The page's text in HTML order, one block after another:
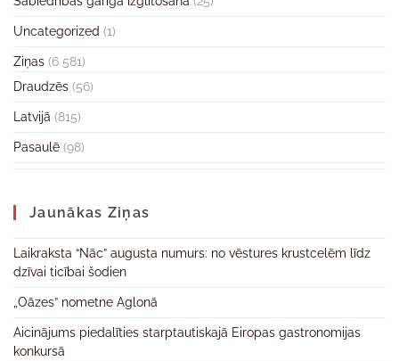
Uncategorized (1)
Ziņas (6 581)
Draudzēs (56)
Latvijā (815)
Pasaulē (98)
Jaunākas Ziņas
Laikraksta “Nāc” augusta numurs: no vēstures krustcelēm līdz
dzīvai ticībai šodien
„Oāzes” nometne Aglonā
Aicinājums piedalīties starptautiskajā Eiropas gastronomijas
konkursā